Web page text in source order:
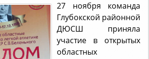
27 ноября команда
Глубокской районной
ДЮСШ приняла
участие в открытых
областных